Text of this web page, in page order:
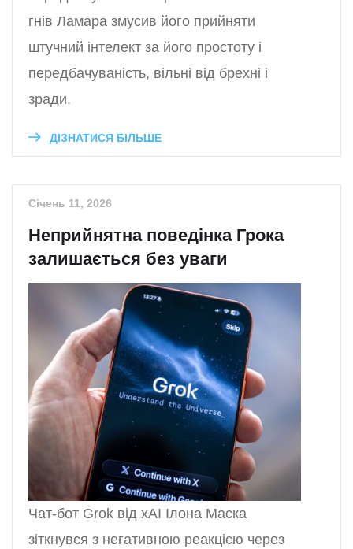
гнів Ламара змусив його прийняти
штучний інтелект за його простоту і
передбачуваність, вільні від брехні і
зради.
ДІЗНАТИСЯ БІЛЬШЕ
Січень 11, 2026
Неприйнятна поведінка Грока
залишається без уваги
Чат-бот Grok від xAI Ілона Маска
зіткнувся з негативною реакцією через